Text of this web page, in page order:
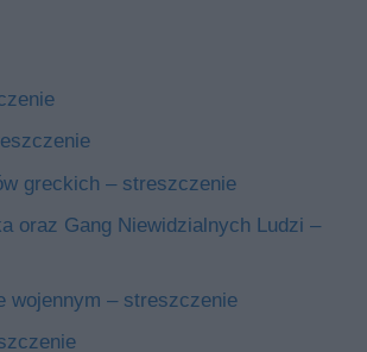
greckich – streszczenie
oraz Gang Niewidzialnych Ludzi –
wojennym – streszczenie